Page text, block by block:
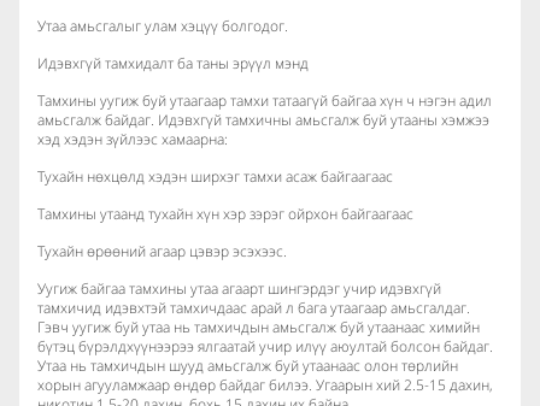
Утаа амьсгалыг улам хэцүү болгодог.
Идэвхгүй тамхидалт ба таны эрүүл мэнд
Тамхины уугиж буй утаагаар тамхи татаагүй байгаа хүн ч нэгэн адил
амьсгалж байдаг. Идэвхгүй тамхичны амьсгалж буй утааны хэмжээ
хэд хэдэн зүйлээс хамаарна:
Тухайн нөхцөлд хэдэн ширхэг тамхи асаж байгаагаас
Тамхины утаанд тухайн хүн хэр зэрэг ойрхон байгаагаас
Тухайн өрөөний агаар цэвэр эсэхээс.
Уугиж байгаа тамхины утаа агаарт шингэрдэг учир идэвхгүй
тамхичид идэвхтэй тамхичдаас арай л бага утаагаар амьсгалдаг.
Гэвч уугиж буй утаа нь тамхичдын амьсгалж буй утаанаас химийн
бүтэц бүрэлдхүүнээрээ ялгаатай учир илүү аюултай болсон байдаг.
Утаа нь тамхичдын шууд амьсгалж буй утаанаас олон төрлийн
хорын агууламжаар өндөр байдаг билээ. Угаарын хий 2.5-15 дахин,